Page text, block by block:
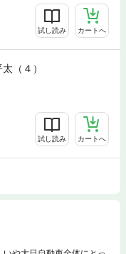
試し読み カートへ
（４）
試し読み カートへ